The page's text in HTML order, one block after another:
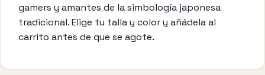
gamers y amantes de la simbología japonesa
tradicional. Elige tu talla y color y añádela al
carrito antes de que se agote.